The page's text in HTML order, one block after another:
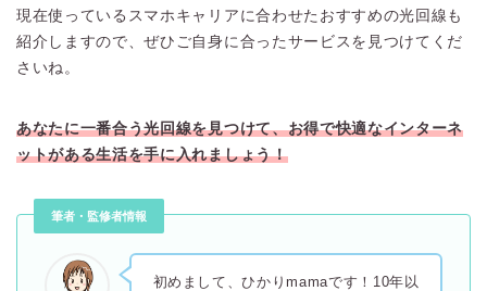
現在使っているスマホキャリアに合わせたおすすめの光回線も
紹介しますので、ぜひご自身に合ったサービスを見つけてくだ
さいね。
あなたに一番合う光回線を見つけて、お得で快適なインターネ
ットがある生活を手に入れましょう！
筆者・監修者情報
初めまして、ひかりmamaです！10年以